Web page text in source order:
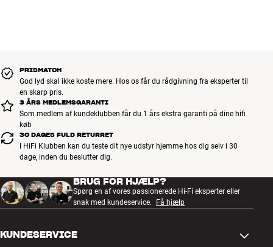
PRISMATCH
God lyd skal ikke koste mere. Hos os får du rådgivning fra eksperter til
en skarp pris.
3 ÅRS MEDLEMSGARANTI
Som medlem af kundeklubben får du 1 års ekstra garanti på dine hifi
køb
30 DAGES FULD RETURRET
I HiFi Klubben kan du teste dit nye udstyr hjemme hos dig selv i 30
dage, inden du beslutter dig.
BRUG FOR HJÆLP?
Spørg en af vores passionerede Hi-Fi eksperter eller
snak med kundeservice.
Få hjælp
KUNDESERVICE